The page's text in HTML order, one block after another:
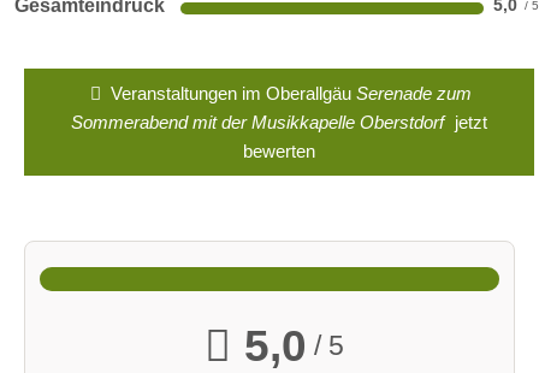
Gesamteindruck 5,0
Veranstaltungen im OberallgäuSerenade zum
Sommerabend mit der Musikkapelle Oberstdorf jetzt
bewerten
5,0 / 5